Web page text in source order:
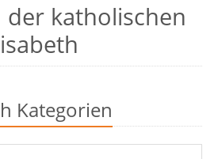
katholischen
Kategorien